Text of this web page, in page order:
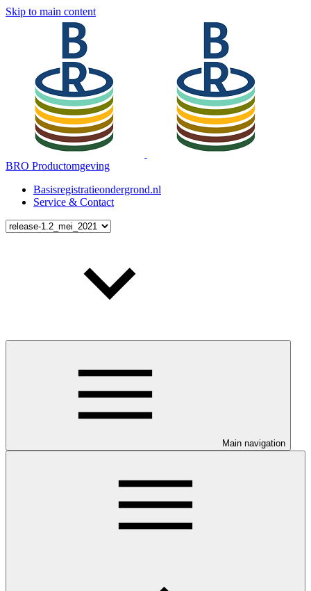
Skip to main content
BRO Productomgeving
Basisregistratieondergrond.nl
Service & Contact
Main navigation